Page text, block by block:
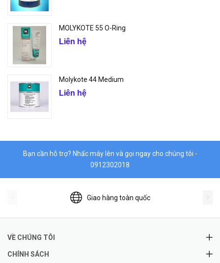
MOLYKOTE 55 O-Ring
Liên hệ
Molykote 44 Medium
Liên hệ
Bạn cần hỗ trợ? Nhấc máy lên và gọi ngay cho chúng tôi -
0912302018
Giao hàng toàn quốc
VỀ CHÚNG TÔI
CHÍNH SÁCH